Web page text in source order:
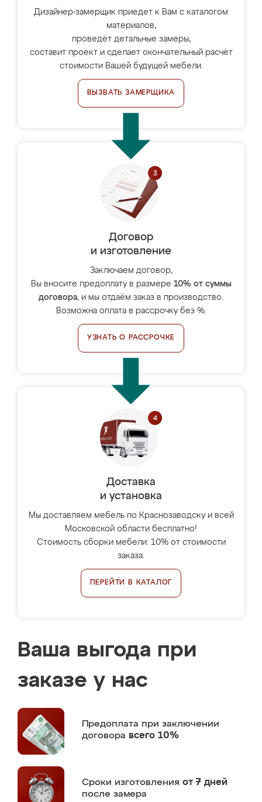
Дизайнер-замерщик приедет к Вам с каталогом
материалов,
проведёт детальные замеры,
составит проект и сделает окончательный расчёт
стоимости Вашей будущей мебели.
ВЫЗВАТЬ ЗАМЕРЩИКА
Договор
и изготовление
Заключаем договор,
Вы вносите предоплату в размере 10% от суммы
договора, и мы отдаём заказ в производство.
Возможна оплата в рассрочку без %.
УЗНАТЬ О РАССРОЧКЕ
Доставка
и установка
Мы доставляем мебель по Краснозаводску и всей
Московской области бесплатно!
Стоимость сборки мебели: 10% от стоимости
заказа.
ПЕРЕЙТИ В КАТАЛОГ
Ваша выгода при
заказе у нас
Предоплата при заключении
договора всего 10%
Сроки изготовления от 7 дней
после замера